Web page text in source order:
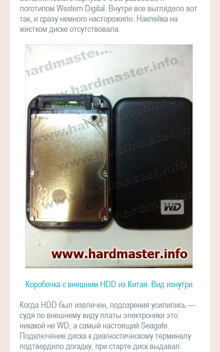
логотипом Western Digital. Внутри все выглядело вот
так, и сразу немного насторожило. Наклейка на
жестком диске отсутствовала.
Коробочка с внешним HDD из Китая. Вид изнутри
Когда HDD был извлечен, подозрения усилились —
судя по внешнему виду платы электроники это
никакой не WD, а самый настоящий Seagate.
Подключение диска к диагностическому терминалу
подтвердило догадку, при старте диск выдавал: